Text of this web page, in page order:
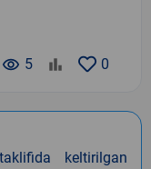
0
remove_red_eye 5
keltirilgan